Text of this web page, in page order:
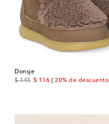
Donsje
$ 145
original price
$ 116
discount price20% de descuento